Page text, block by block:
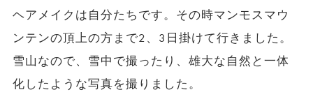
ヘアメイクは自分たちです。その時マンモスマウ
ンテンの頂上の方まで2、3日掛けて行きました。
雪山なので、雪中で撮ったり、雄大な自然と一体
化したような写真を撮りました。